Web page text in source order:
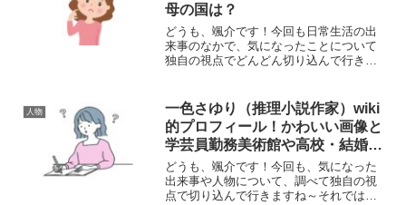
母の国は？
どうも、颯介です！今回も日常生活の出
来事のなかで、気になったことについて
独自の視点でどんどん切り込んで行きた
は、NHK・Eテレの番組『Rの法則』に出
演している城田サクラさ...
人物
一色さゆり（推理小説作家）wiki
的プロフィール！かわいい画像と
学芸員勤務美術館や高校・結婚・
夫を調査！
どうも、颯介です！今回も、気になった
出来事や人物について、調べて独自の視
点で切り込んで行きますね～それでは、